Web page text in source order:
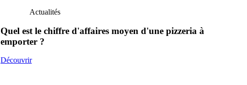
Actualités
Quel est le chiffre d'affaires moyen d'une pizzeria à
emporter ?
Découvrir